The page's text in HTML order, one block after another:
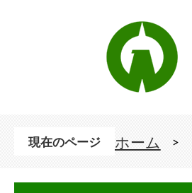
現在のページ ホーム